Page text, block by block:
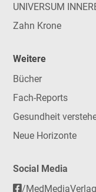
UNIVERSUM
Zahn Krone
Weitere
Bücher
Fach-Reports
Gesundheit
Neue Horizonte
Social Media
/MedMediaVerlag